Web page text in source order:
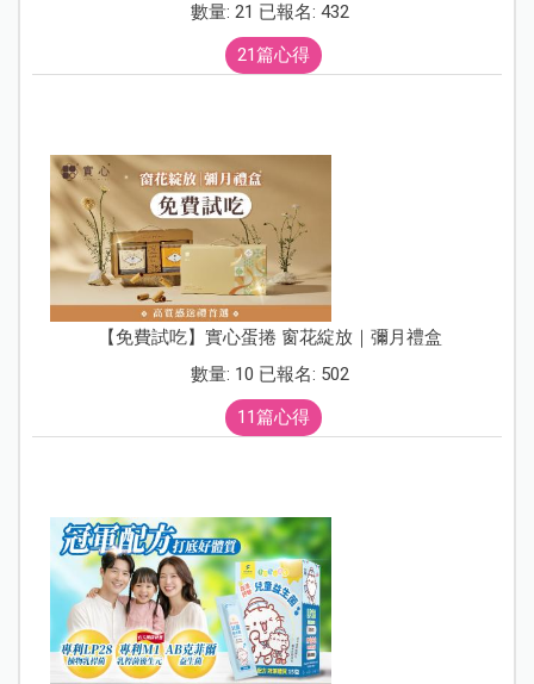
數量: 21 已報名: 432
21篇心得
【免費試吃】實心蛋捲 窗花綻放｜彌月禮盒
數量: 10 已報名: 502
11篇心得